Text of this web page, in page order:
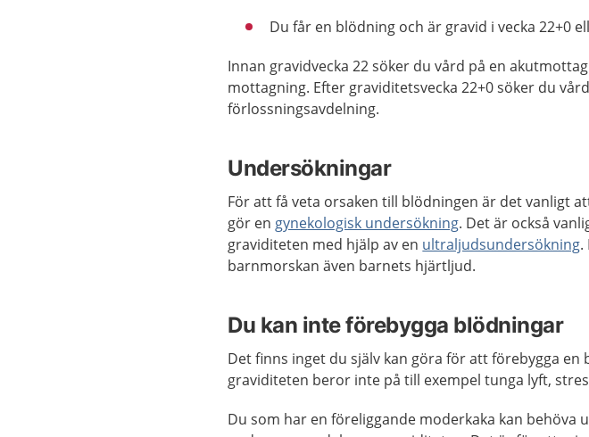
Du får en blödning och är gravid i vecka 22+0
Innan gravidvecka 22 söker du vård på en
mottagning. Efter graviditetsvecka 22+0 söker du
förlossningsavdelning.
Undersökningar
För att få veta orsaken till blödningen är det vanligt
gör en gynekologisk undersökning. Det är också
graviditeten med hjälp av en ultraljudsundersökning.
barnmorskan även barnets hjärtljud.
Du kan inte förebygga blödningar
Det finns inget du själv kan göra för att förebygga
graviditeten beror inte på till exempel tunga lyft,
Du som har en föreliggande moderkaka kan behöva